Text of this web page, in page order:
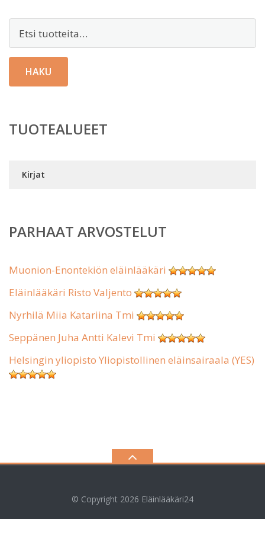
HAKU
TUOTEALUEET
Kirjat
PARHAAT ARVOSTELUT
Muonion-Enontekiön eläinlääkäri
Eläinlääkäri Risto Valjento
Nyrhilä Miia Katariina Tmi
Seppänen Juha Antti Kalevi Tmi
Helsingin yliopisto Yliopistollinen eläinsairaala (YES)
© Copyright 2026 Eläinlääkäri24